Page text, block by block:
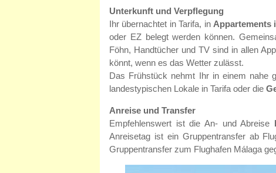
Unterkunft und Verpflegung
Ihr übernachtet in Tarifa, in Appartements
oder EZ belegt werden können.
Föhn, Handtücher und TV sind in allen
könnt, wenn es das Wetter zulässt.
Das Frühstück nehmt Ihr in einem nahe
landestypischen Lokale in Tarifa oder die
Anreise und Transfer
Empfehlenswert ist die An- und Abreise
Anreisetag ist ein Gruppentransfer ab
Gruppentransfer zum Flughafen Málaga